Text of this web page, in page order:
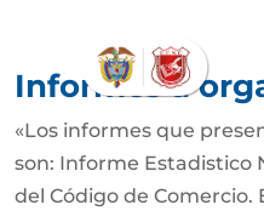
Informes a
«Los informes que
son: Informe Estadistico
del Código de